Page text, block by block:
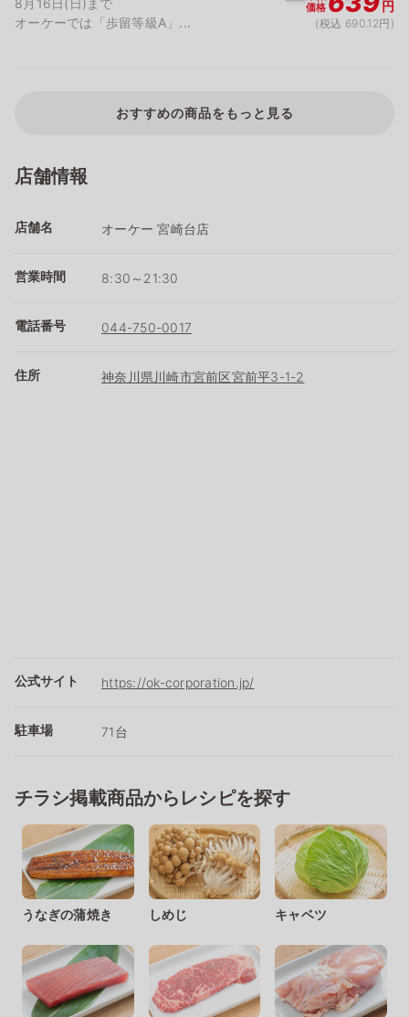
8月16日(日)まで
オーケーでは「歩留等級A」...
価格 円
(税込 690.12円)
おすすめの商品をもっと見る
店舗情報
店舗名 オーケー 宮崎台店
営業時間 8:30～21:30
電話番号 044-750-0017
住所 神奈川県川崎市宮前区宮前平3-1-2
公式サイト https://ok-corporation.jp/
駐車場 71台
チラシ掲載商品からレシピを探す
うなぎの蒲焼き しめじ キャベツ